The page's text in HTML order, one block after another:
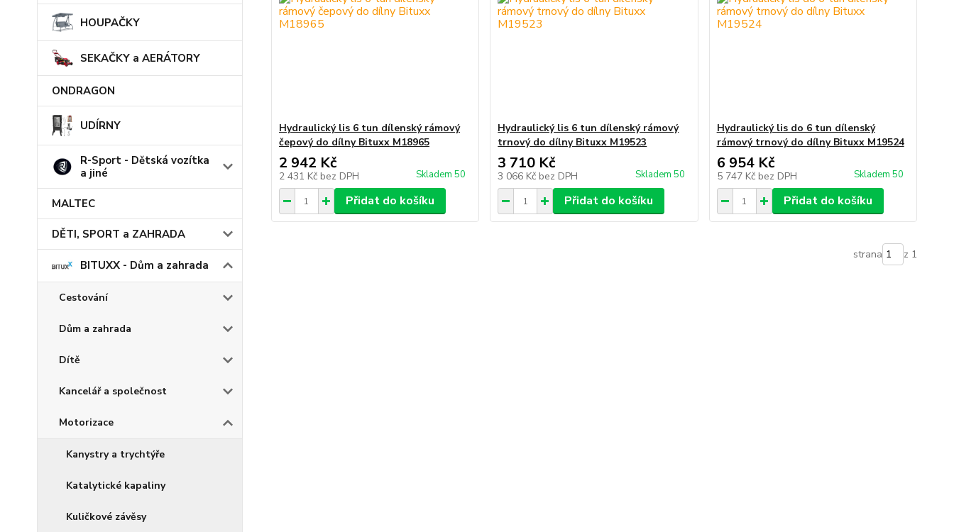
HOUPAČKY
SEKAČKY a AERÁTORY
ONDRAGON
UDÍRNY
R-Sport - Dětská vozítka
a jiné
MALTEC
DĚTI, SPORT a ZAHRADA
BITUXX - Dům a zahrada
Cestování
Dům a zahrada
Dítě
Kancelář a společnost
Motorizace
Kanystry a trychtýře
Katalytické kapaliny
Kuličkové závěsy
Hydraulický lis 6 tun dílenský rámový
čepový do dílny Bituxx M18965
2 942 Kč
2 431 Kč bez DPH Skladem 50
Přidat do košíku
Hydraulický lis 6 tun dílenský rámový
trnový do dílny Bituxx M19523
3 710 Kč
3 066 Kč bez DPH Skladem 50
Přidat do košíku
Hydraulický lis do 6 tun dílenský
rámový trnový do dílny Bituxx M19524
6 954 Kč
5 747 Kč bez DPH Skladem 50
Přidat do košíku
strana z 1